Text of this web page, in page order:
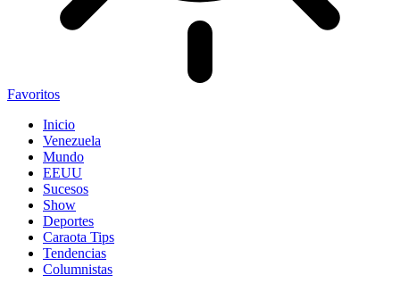
Favoritos
Inicio
Venezuela
Mundo
EEUU
Sucesos
Show
Deportes
Caraota Tips
Tendencias
Columnistas